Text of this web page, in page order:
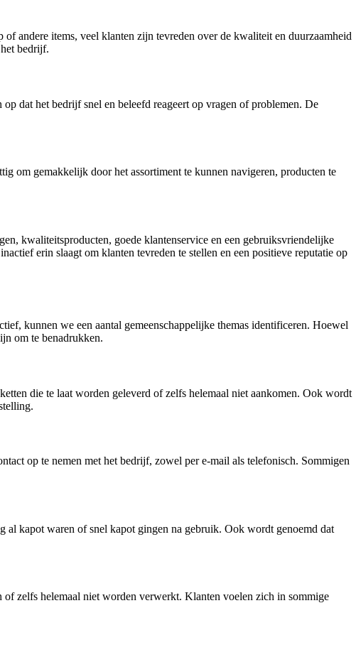
andere items, veel klanten zijn tevreden over de kwaliteit en duurzaamheid
bedrijf.
dat het bedrijf snel en beleefd reageert op vragen of problemen. De
om gemakkelijk door het assortiment te kunnen navigeren, producten te
kwaliteitsproducten, goede klantenservice en een gebruiksvriendelijke
erin slaagt om klanten tevreden te stellen en een positieve reputatie op
kunnen we een aantal gemeenschappelijke themas identificeren. Hoewel
om te benadrukken.
die te laat worden geleverd of zelfs helemaal niet aankomen. Ook wordt
op te nemen met het bedrijf, zowel per e-mail als telefonisch. Sommigen
kapot waren of snel kapot gingen na gebruik. Ook wordt genoemd dat
zelfs helemaal niet worden verwerkt. Klanten voelen zich in sommige